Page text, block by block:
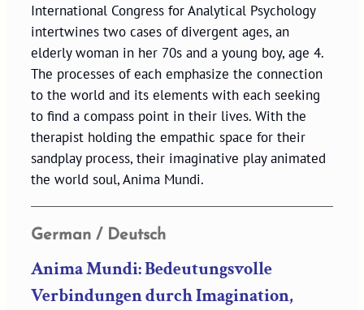
International Congress for Analytical Psychology
intertwines two cases of divergent ages, an
elderly woman in her 70s and a young boy, age 4.
The processes of each emphasize the connection
to the world and its elements with each seeking
to find a compass point in their lives. With the
therapist holding the empathic space for their
sandplay process, their imaginative play animated
the world soul, Anima Mundi.
German / Deutsch
Anima Mundi: Bedeutungsvolle
Verbindungen durch Imagination,